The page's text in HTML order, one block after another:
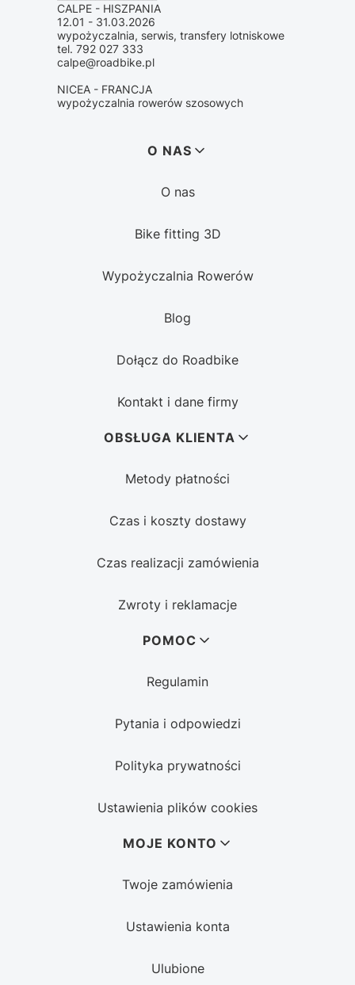
CALPE - HISZPANIA
12.01 - 31.03.2026
wypożyczalnia, serwis, transfery lotniskowe
tel. 792 027 333
calpe@roadbike.pl
NICEA - FRANCJA
wypożyczalnia rowerów szosowych
O NAS
O nas
Bike fitting 3D
Wypożyczalnia Rowerów
Blog
Dołącz do Roadbike
Kontakt i dane firmy
OBSŁUGA KLIENTA
Metody płatności
Czas i koszty dostawy
Czas realizacji zamówienia
Zwroty i reklamacje
POMOC
Regulamin
Pytania i odpowiedzi
Polityka prywatności
Ustawienia plików cookies
MOJE KONTO
Twoje zamówienia
Ustawienia konta
Ulubione